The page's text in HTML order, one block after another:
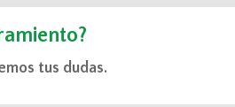
tus dudas.